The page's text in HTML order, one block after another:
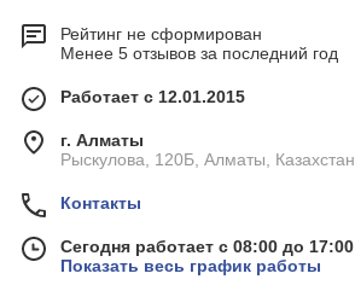
Рейтинг не сформирован
Менее 5 отзывов за последний год
Работает с 12.01.2015
г. Алматы
Рыскулова, 120Б, Алматы, Казахстан
Контакты
Сегодня работает с 08:00 до 17:00
Показать весь график работы